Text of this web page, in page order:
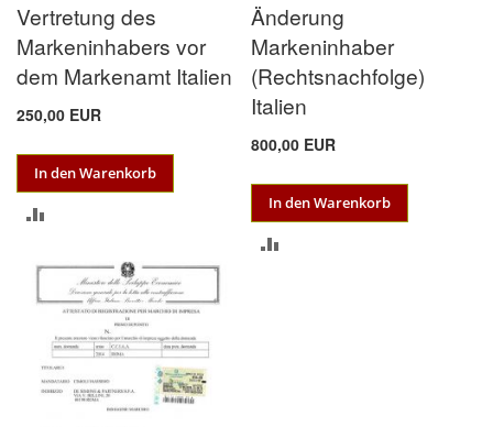
Vertretung des
Markeninhabers vor
dem Markenamt Italien
250,00 EUR
In den Warenkorb
HINZUFÜGEN
Änderung
Markeninhaber
(Rechtsnachfolge)
Italien
800,00 EUR
In den Warenkorb